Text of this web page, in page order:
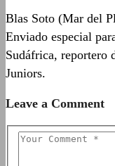
Blas Soto (Mar del
Enviado especial
Sudáfrica, reportero
Juniors.
Leave a Comment